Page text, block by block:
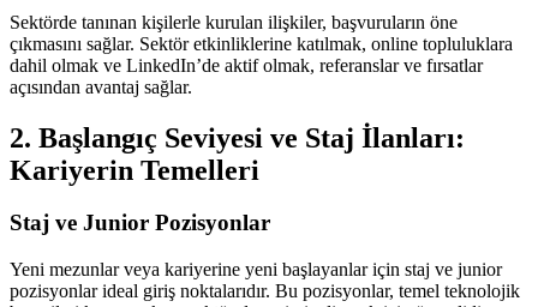
Sektörde tanınan kişilerle kurulan ilişkiler, başvuruların öne
çıkmasını sağlar. Sektör etkinliklerine katılmak, online topluluklara
dahil olmak ve LinkedIn’de aktif olmak, referanslar ve fırsatlar
açısından avantaj sağlar.
2. Başlangıç Seviyesi ve Staj İlanları:
Kariyerin Temelleri
Staj ve Junior Pozisyonlar
Yeni mezunlar veya kariyerine yeni başlayanlar için staj ve junior
pozisyonlar ideal giriş noktalarıdır. Bu pozisyonlar, temel teknolojik